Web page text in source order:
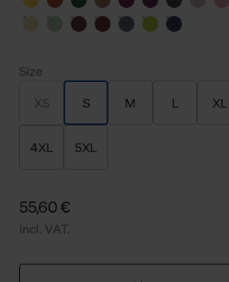
Size
XS S M L XL
4XL 5XL
55,60 €
incl. VAT.